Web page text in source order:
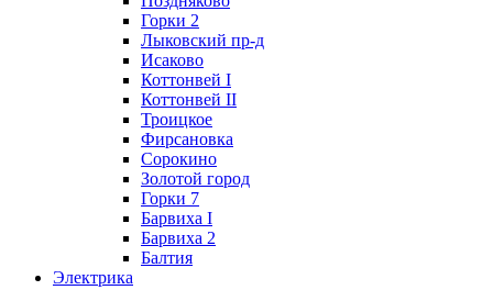
Горки 2
Лыковский пр-д
Исаково
Коттонвей I
Коттонвей II
Троицкое
Фирсановка
Сорокино
Золотой город
Горки 7
Барвиха I
Барвиха 2
Балтия
Электрика